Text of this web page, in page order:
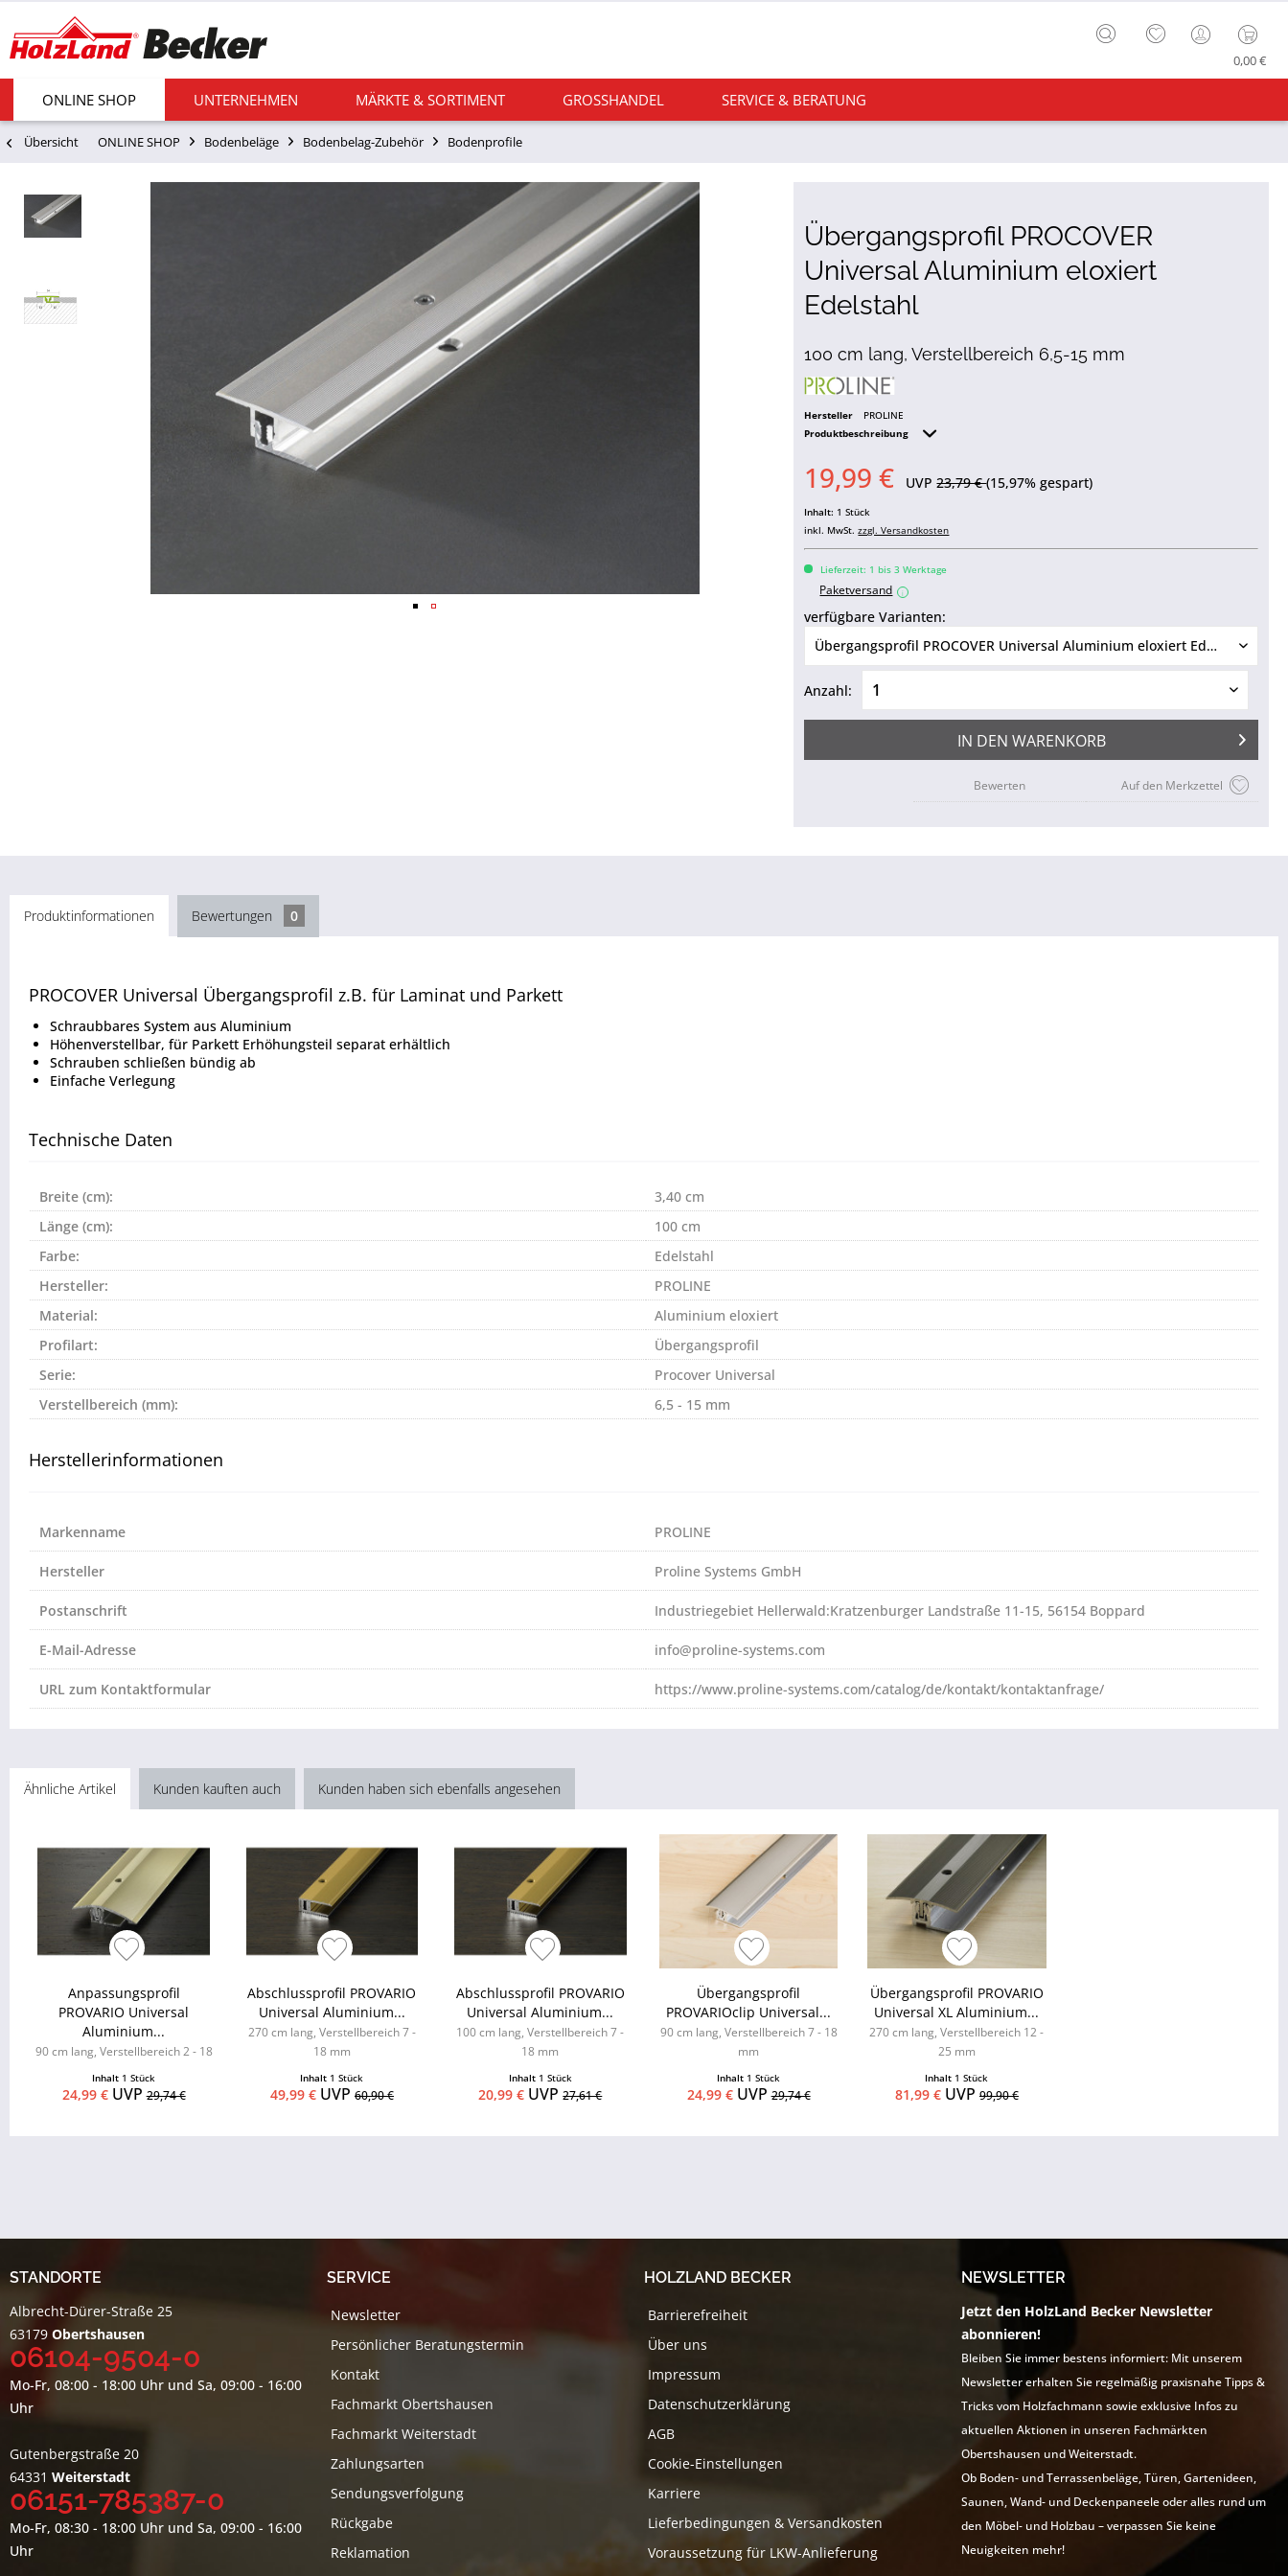
0,00 €
ONLINE SHOP UNTERNEHMEN MÄRKTE & SORTIMENT GROSSHANDEL SERVICE & BERATUNG
Übersicht ONLINE SHOP Bodenbeläge Bodenbelag-Zubehör Bodenprofile
Übergangsprofil PROCOVER
Universal Aluminium eloxiert
Edelstahl
100 cm lang, Verstellbereich 6,5-15 mm
Hersteller
PROLINE
Produktbeschreibung
19,99 € UVP23,79 €(15,97% gespart)
Inhalt: 1 Stück
inkl. MwSt.zzgl. Versandkosten
Lieferzeit: 1 bis 3 Werktage
Paketversand i
verfügbare Varianten:
Anzahl:
IN DEN WARENKORB
Auf den Merkzettel
Bewerten
Produktinformationen Bewertungen 0
PROCOVER Universal Übergangsprofil z.B. für Laminat und Parkett
Schraubbares System aus Aluminium
Höhenverstellbar, für Parkett Erhöhungsteil separat erhältlich
Schrauben schließen bündig ab
Einfache Verlegung
Technische Daten
Breite (cm):
3,40 cm
Länge (cm):
100 cm
Farbe:
Edelstahl
Hersteller:
PROLINE
Material:
Aluminium eloxiert
Profilart:
Übergangsprofil
Serie:
Procover Universal
Verstellbereich (mm):
6,5 - 15 mm
Herstellerinformationen
Markenname PROLINE
Hersteller Proline Systems GmbH
Postanschrift Industriegebiet Hellerwald:Kratzenburger Landstraße 11-15, 56154 Boppard
E-Mail-Adresse info@proline-systems.com
URL zum Kontaktformular https://www.proline-systems.com/catalog/de/kontakt/kontaktanfrage/
Ähnliche Artikel Kunden kauften auch Kunden haben sich ebenfalls angesehen
Anpassungsprofil
PROVARIO Universal
Aluminium...
90 cm lang, Verstellbereich 2 - 18
Inhalt 1 Stück
24,99 €UVP29,74 €
Abschlussprofil PROVARIO
Universal Aluminium...
270 cm lang, Verstellbereich 7 -
18 mm
Inhalt 1 Stück
49,99 €UVP 60,90 €
Abschlussprofil PROVARIO
Universal Aluminium...
100 cm lang, Verstellbereich 7 -
18 mm
Inhalt 1 Stück
20,99 € UVP27,61 €
Übergangsprofil
PROVARIOclip Universal...
90 cm lang, Verstellbereich 7 - 18
mm
Inhalt 1 Stück
24,99 €UVP29,74 €
Übergangsprofil PROVARIO
Universal XL Aluminium...
270 cm lang, Verstellbereich 12 -
25 mm
Inhalt 1 Stück
81,99 €UVP 99,90 €
STANDORTE
Albrecht-Dürer-Straße 25
63179 Obertshausen
06104-9504-0
Mo-Fr, 08:00 - 18:00 Uhr und Sa, 09:00 - 16:00
Uhr
Gutenbergstraße 20
64331 Weiterstadt
06151-785387-0
Mo-Fr, 08:30 - 18:00 Uhr und Sa, 09:00 - 16:00
Uhr
SERVICE
Newsletter
Persönlicher Beratungstermin
Kontakt
Fachmarkt Obertshausen
Fachmarkt Weiterstadt
Zahlungsarten
Sendungsverfolgung
Rückgabe
Reklamation
HOLZLAND BECKER
Barrierefreiheit
Über uns
Impressum
Datenschutzerklärung
AGB
Cookie-Einstellungen
Karriere
Lieferbedingungen & Versandkosten
Voraussetzung für LKW-Anlieferung
NEWSLETTER
Jetzt den HolzLand Becker Newsletter
abonnieren!
Bleiben Sie immer bestens informiert: Mit unserem
Newsletter erhalten Sie regelmäßig praxisnahe Tipps &
Tricks vom Holzfachmann sowie exklusive Infos zu
aktuellen Aktionen in unseren Fachmärkten
Obertshausen und Weiterstadt.
Ob Boden- und Terrassenbeläge, Türen, Gartenideen,
Saunen, Wand- und Deckenpaneele oder alles rund um
den Möbel- und Holzbau – verpassen Sie keine
Neuigkeiten mehr!